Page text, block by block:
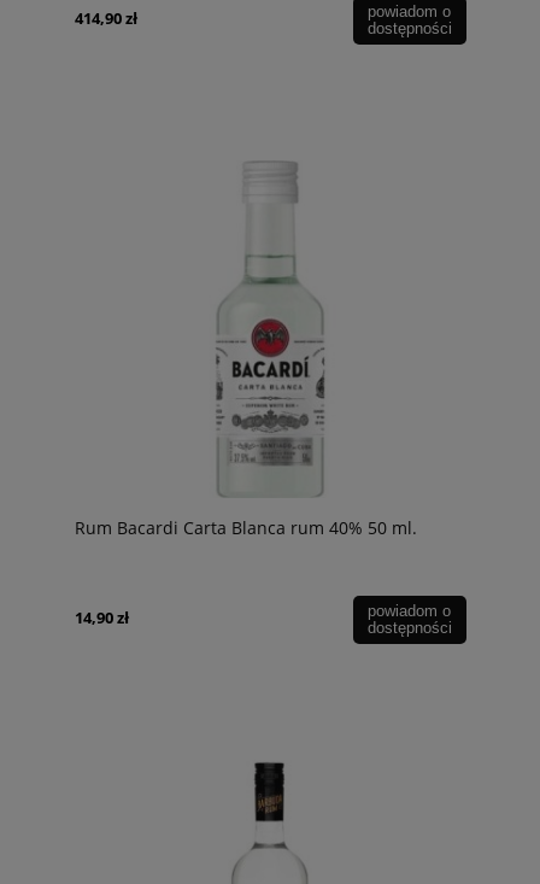
414,90 zł
powiadom o
dostępności
Rum Bacardi Carta Blanca rum 40% 50 ml.
14,90 zł
powiadom o
dostępności